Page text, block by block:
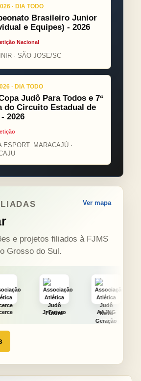
· DIA TODO
Brasileiro Junior
e Equipes) - 2026
Nacional
· SÃO JOSE/SC
· DIA TODO
Judô Para Todos e 7ª
do Circuito Estadual de
2026
ESPORT. MARACAJÚ ·
Ver mapa
e projetos filiados à FJMS
Grosso do Sul.
Futuro AAJNG TSURU